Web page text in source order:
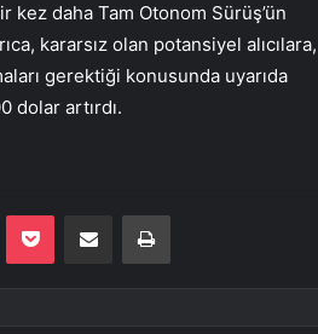
kez daha Tam Otonom Sürüş’ün
kararsız olan potansiyel alıcılara,
gerektiği konusunda uyarıda
dolar artırdı.
Pocket E-Posta ile paylaş Yazdır